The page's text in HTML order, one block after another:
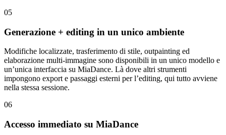
05
Generazione + editing in un unico ambiente
Modifiche localizzate, trasferimento di stile, outpainting ed
elaborazione multi-immagine sono disponibili in un unico modello e
un’unica interfaccia su MiaDance. Là dove altri strumenti
impongono export e passaggi esterni per l’editing, qui tutto avviene
nella stessa sessione.
06
Accesso immediato su MiaDance